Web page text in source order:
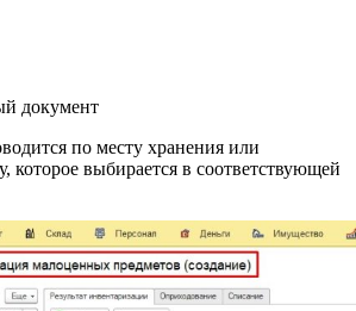
документ
по месту хранения или
которое выбирается в соответствующей